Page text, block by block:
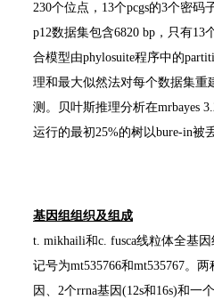
230个位点，13个pcgs的3个密码
p12数据集包含6820 bp，只有
合模型由phylosuite程序中的
理和最大似然法对每个数据集重
测。贝叶斯推理分析在mrbayes
运行的最初25%的树以bure-in被
基因组组织及组成
t. mikhaili和c. fusca线粒体全基因
记号为mt535766和mt535767。
因、2个rrna基因(12s和16s)和